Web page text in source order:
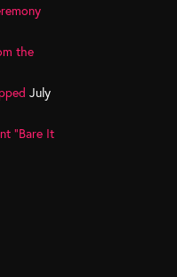
the
July
“Bare It